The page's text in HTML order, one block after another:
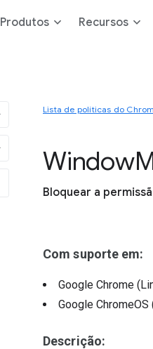
Produtos Recursos
Lista de políticas do
Window
Bloquear a
Com suporte em:
Google Chrome
Google ChromeOS
Descrição: